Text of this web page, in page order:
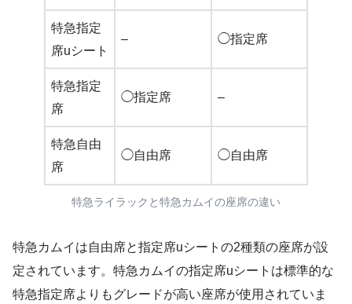
特急指定
席uシート
– ◯指定席
特急指定
席
◯指定席 –
特急自由
席
◯自由席 ◯自由席
特急ライラックと特急カムイの座席の違い
特急カムイは自由席と指定席uシートの2種類の座席が設
定されています。特急カムイの指定席uシートは標準的な
特急指定席よりもグレードが高い座席が使用されていま